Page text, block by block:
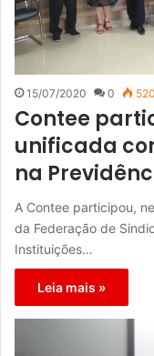
15/07/2020 0 520
Contee
unificada
na
A Contee participou,
da Federação de
Instituições…
Leia mais »